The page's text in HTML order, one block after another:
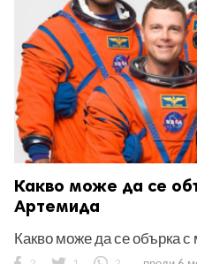
Какво може да се
Артемида
Какво може да се обърка